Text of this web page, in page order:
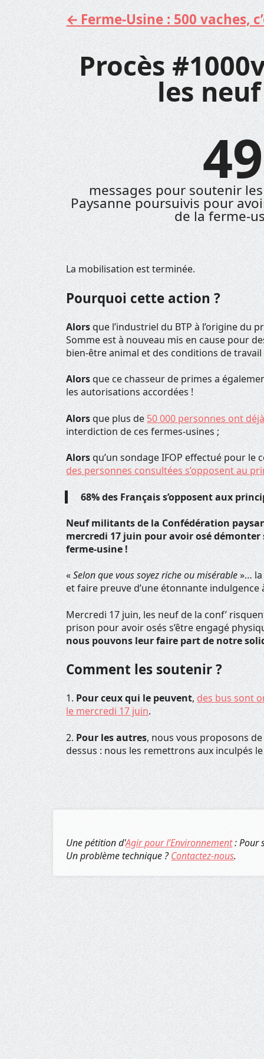
Aller
au
contenu
Ferme-Usine : 500 vaches,
Procès
les neuf
messages pour soutenir
Paysanne poursuivis pour
de la ferme-
La mobilisation est terminée.
Pourquoi cette action ?
Alorsque l’industriel du BTP à l’origine du
Somme est à nouveau mis en cause pour
bien-être animal et des conditions de travail
Alorsque ce chasseur de primes a
les autorisations accordées !
Alorsque plus de50 000 personnes ont
interdiction de ces fermes-usines ;
Alorsqu’un sondage IFOP effectué pour le
des personnes consultées s’opposent au
68% des Français s’opposent aux
Neuf militants de la Confédération
mercredi 17 juin pour avoir osé
ferme-usine !
«Selon que vous soyez riche ou misérable»… la
et faire preuve d’une étonnante
Mercredi 17 juin, les neuf de la conf’
prison pour avoir osés s’être engagé
nous pouvons leur faire part de notre
Comment les soutenir ?
1.Pour ceux qui le peuvent,des bus sont
le mercredi 17 juin.
2.Pour les autres, nous vous proposons
dessus : nous les remettrons aux inculpés
Une pétition d'Agir pour l’Environnement: Pour
Un problème technique ?Contactez-nous.